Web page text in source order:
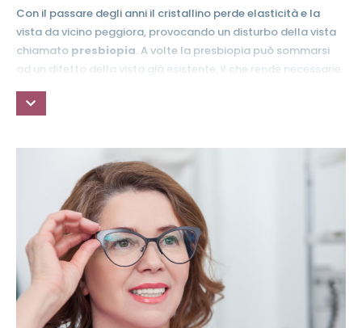
Con il passare degli anni il cristallino perde elasticità e la
vista da vicino peggiora, provocando un disturbo della vista
chiamato presbiopia. A volte la presbiopia può sommarsi
ad un difetto della vista già esistente, il che rende necessarie
lelenti progressive
Le lenti
straordinario risultato della tecnologia ottica e la loro
produzione richiede numerosi calcoli ottici e l’esatta
conoscenza dei parametri personali di chi le indossa.